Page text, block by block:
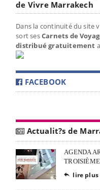
de Vivre Marrakech
Dans la continuité du site
sort sesCarnets de
distribué gratuitement
FACEBOOK
Actualit?s de
AGENDA
 lire plus